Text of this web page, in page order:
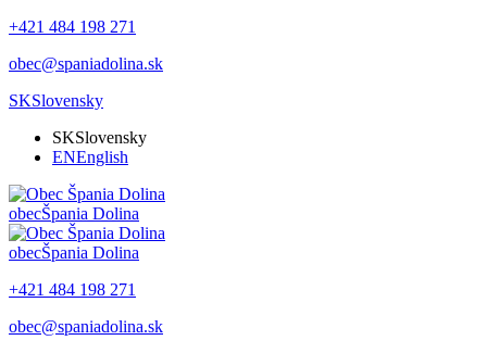
+421 484 198 271
obec@spaniadolina.sk
SKSlovensky
SKSlovensky
ENEnglish
obecŠpania Dolina
obecŠpania Dolina
+421 484 198 271
obec@spaniadolina.sk